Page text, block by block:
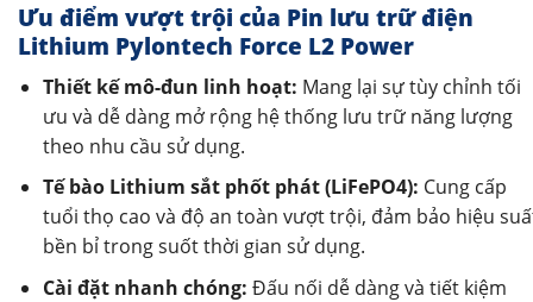
Ưu điểm vượt trội của Pin lưu trữ điện
Lithium Pylontech Force L2 Power
Thiết kế mô-đun linh hoạt: Mang lại sự tùy chỉnh tối
ưu và dễ dàng mở rộng hệ thống lưu trữ năng lượng
theo nhu cầu sử dụng.
Tế bào Lithium sắt phốt phát (LiFePO4): Cung cấp
tuổi thọ cao và độ an toàn vượt trội, đảm bảo hiệu
bền bỉ trong suốt thời gian sử dụng.
Cài đặt nhanh chóng: Đấu nối dễ dàng và tiết kiệm